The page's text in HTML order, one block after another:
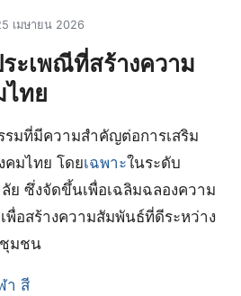
เมษายน 2026
ะเพณีที่สร้างความ
ทย
มที่มีความสำคัญต่อการเสริม
คมไทย โดยเฉพาะในระดับ
ย ซึ่งจัดขึ้นเพื่อเฉลิมฉลองความ
พื่อสร้างความสัมพันธ์ที่ดีระหว่าง
ชุมชน
า สี